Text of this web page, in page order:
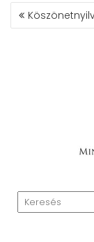
BEJEGYZÉS
NAVIGÁCIÓ